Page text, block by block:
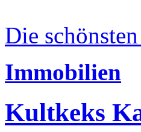
Die
Immobilien
Kultkeks